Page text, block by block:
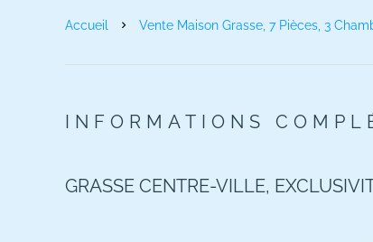
Accueil Vente Maison Grasse, 7 Pièces, 3
INFORMATIONS
GRASSE CENTRE-VILLE,